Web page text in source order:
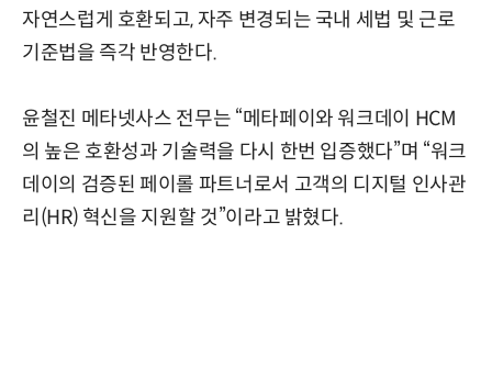
자연스럽게 호환되고, 자주 변경되는 국내 세법 및 근로
기준법을 즉각 반영한다.
윤철진 메타넷사스 전무는 “메타페이와 워크데이 HCM
의 높은 호환성과 기술력을 다시 한번 입증했다”며 “워크
데이의 검증된 페이롤 파트너로서 고객의 디지털 인사관
리(HR) 혁신을 지원할 것”이라고 밝혔다.